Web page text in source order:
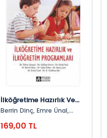
İlköğretime Hazırlık Ve
İlköğretim Programları
Berrin Dinç, Emre Ünal,
Güven, Barış Çaycı, Gözde
169,00 TL